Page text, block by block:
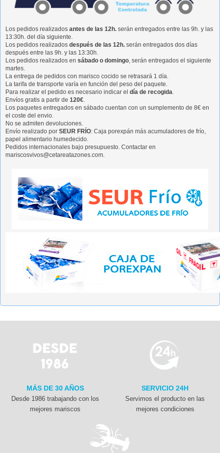
Los pedidos realizados antes de las 12h. serán entregados entre las 9h. y las
13:30h. del día siguiente.
Los pedidos realizados después de las 12h. serán entregados dos días
después entre las 9h. y las 13:30h.
Los pedidos realizados en sábado o domingo, serán entregados el siguiente
martes.
La entrega de pedidos con marisco cocido se retrasará 1 día.
La tarifa de transporte varía en función del peso del paquete.
Para realizar el pedido es necesario indicar el día de recogida.
Envíos gratis a partir de 120€.
Los paquetes entregados en sábado cuentan con un sumplemento de 8€ en
el coste del envio.
No se admiten devoluciones.
Envío realizado por SEUR FRÍO: Caja porexpán más acumuladores de frío,
papel alimentario humedecido.
Pedidos internacionales bajo presupuesto. Contactar en
mariscosvivos@cetareatazones.com.
MÁS DE 30 AÑOS
Desde 1986 trabajando con los
mejores mariscos
SERVICIO 24H
Servimos el producto en las
mejores condiciones